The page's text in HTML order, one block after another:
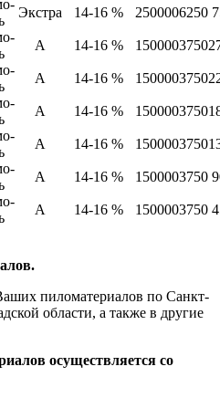
Экстра 14-16 % 2500006250
А 14-16 % 1500003750
А 14-16 % 1500003750
А 14-16 % 1500003750
А 14-16 % 1500003750
А 14-16 % 1500003750
А 14-16 % 1500003750
пиломатериалов по Санкт-
области, а также в другие
осуществляется со